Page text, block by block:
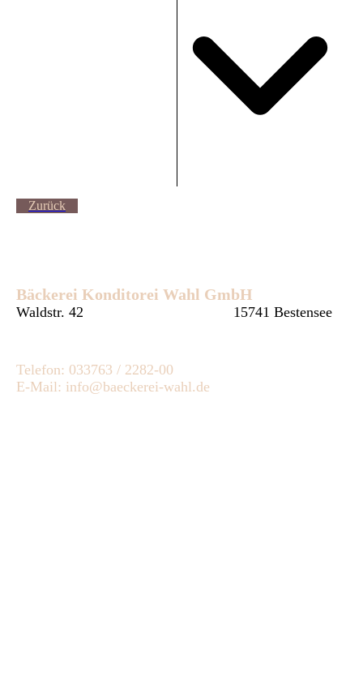
Zurück
Bäckerei Konditorei Wahl GmbH
Waldstr. 42 15741 Bestensee
Telefon: 033763 / 2282-00
E-Mail: info@baeckerei-wahl.de